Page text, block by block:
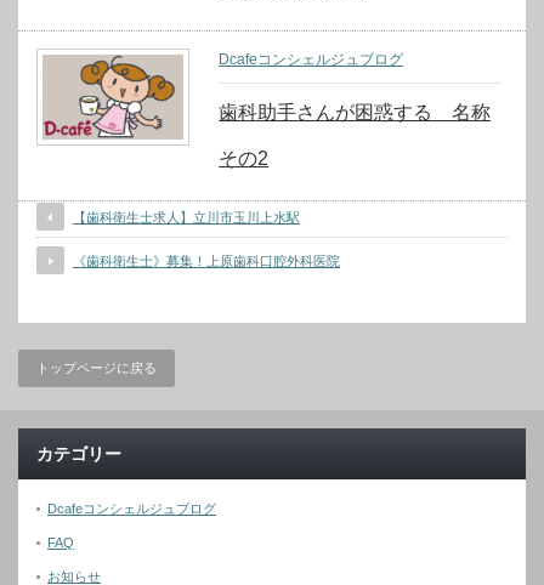
Dcafeコンシェルジュブログ
歯科助手さんが困惑する 名称
その2
【歯科衛生士求人】立川市玉川上水駅
《歯科衛生士》募集！上原歯科口腔外科医院
トップページに戻る
カテゴリー
Dcafeコンシェルジュブログ
FAQ
お知らせ